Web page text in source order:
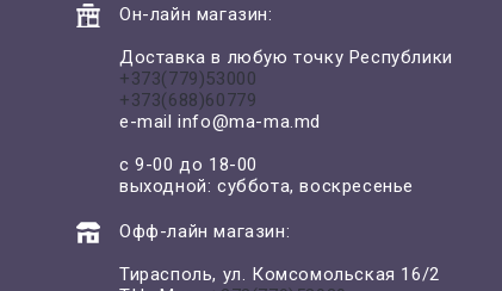
Он-лайн магазин:
Доставка в любую точку Республики
+373(779)53000
+373(688)60779
e-mailinfo@ma-ma.md
с 9-00 до 18-00
выходной: суббота, воскресенье
Офф-лайн магазин:
Тирасполь, ул. Комсомольская 16/2